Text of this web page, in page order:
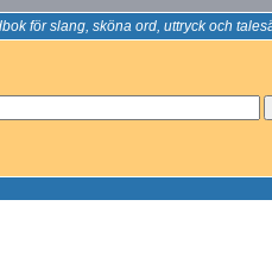
för slang, sköna ord, uttryck och